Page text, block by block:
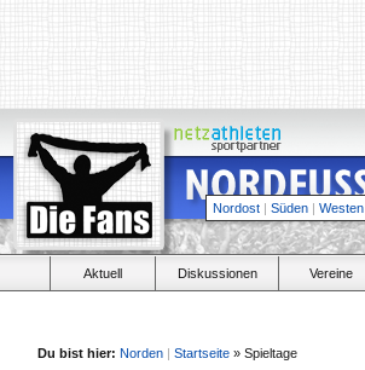
Nordost | Süden | Westen
Aktuell Diskussionen Vereine
Du bist hier: Norden | Startseite » Spieltage